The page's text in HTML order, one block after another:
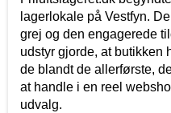
lagerlokale på Vestfyn.
grej og den engagerede
udstyr gjorde, at butikken
de blandt de allerførste,
at handle i en reel
udvalg.